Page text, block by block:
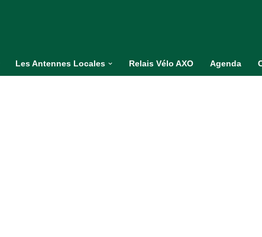
Les Antennes Locales Relais Vélo AXO Agenda